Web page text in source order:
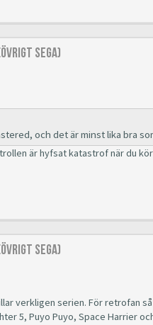
Sega)
och det är minst lika bra
är hyfsat katastrof när du
Sega)
verkligen serien. För retrofan
5, Puyo Puyo, Space Harrier